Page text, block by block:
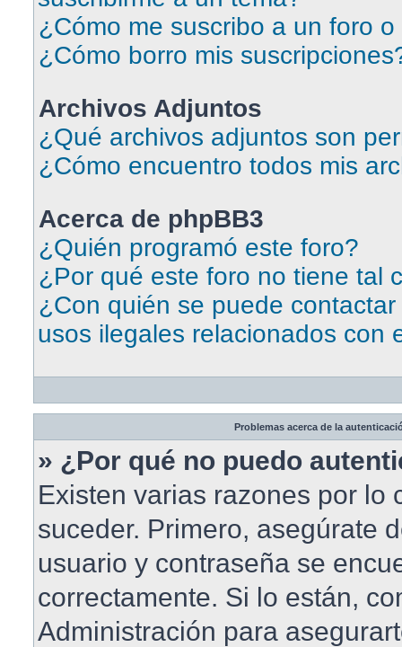
¿Cómo me suscribo a un foro
¿Cómo borro mis
Archivos Adjuntos
¿Qué archivos adjuntos son
¿Cómo encuentro todos mis
Acerca de phpBB3
¿Quién programó este foro?
¿Por qué este foro no tiene tal
¿Con quién se puede
usos ilegales relacionados con
Problemas acerca de la
» ¿Por qué no puedo
Existen varias razones por lo
suceder. Primero, asegúrate
usuario y contraseña se
correctamente. Si lo están,
Administración para